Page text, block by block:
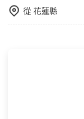
從花蓮縣